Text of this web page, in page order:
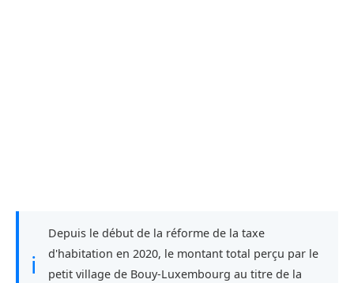
ℹ
Depuis le début de la réforme de la taxe
d'habitation en 2020, le montant total perçu par le
petit village de Bouy-Luxembourg au titre de la